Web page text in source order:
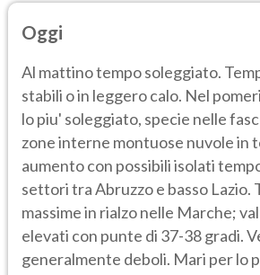
Oggi
Al mattino tempo soleggiato.
stabili o in leggero calo. Nel
lo piu' soleggiato, specie nelle
zone interne montuose nuvole in
aumento con possibili isolati
settori tra Abruzzo e basso Lazio.
massime in rialzo nelle Marche;
elevati con punte di 37-38 gradi.
generalmente deboli. Mari per lo